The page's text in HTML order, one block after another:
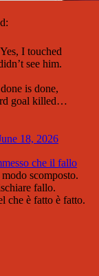
I touched
see him.
is done,
goal killed…
18, 2026
che il fallo
scomposto.
fallo.
che è fatto è fatto.